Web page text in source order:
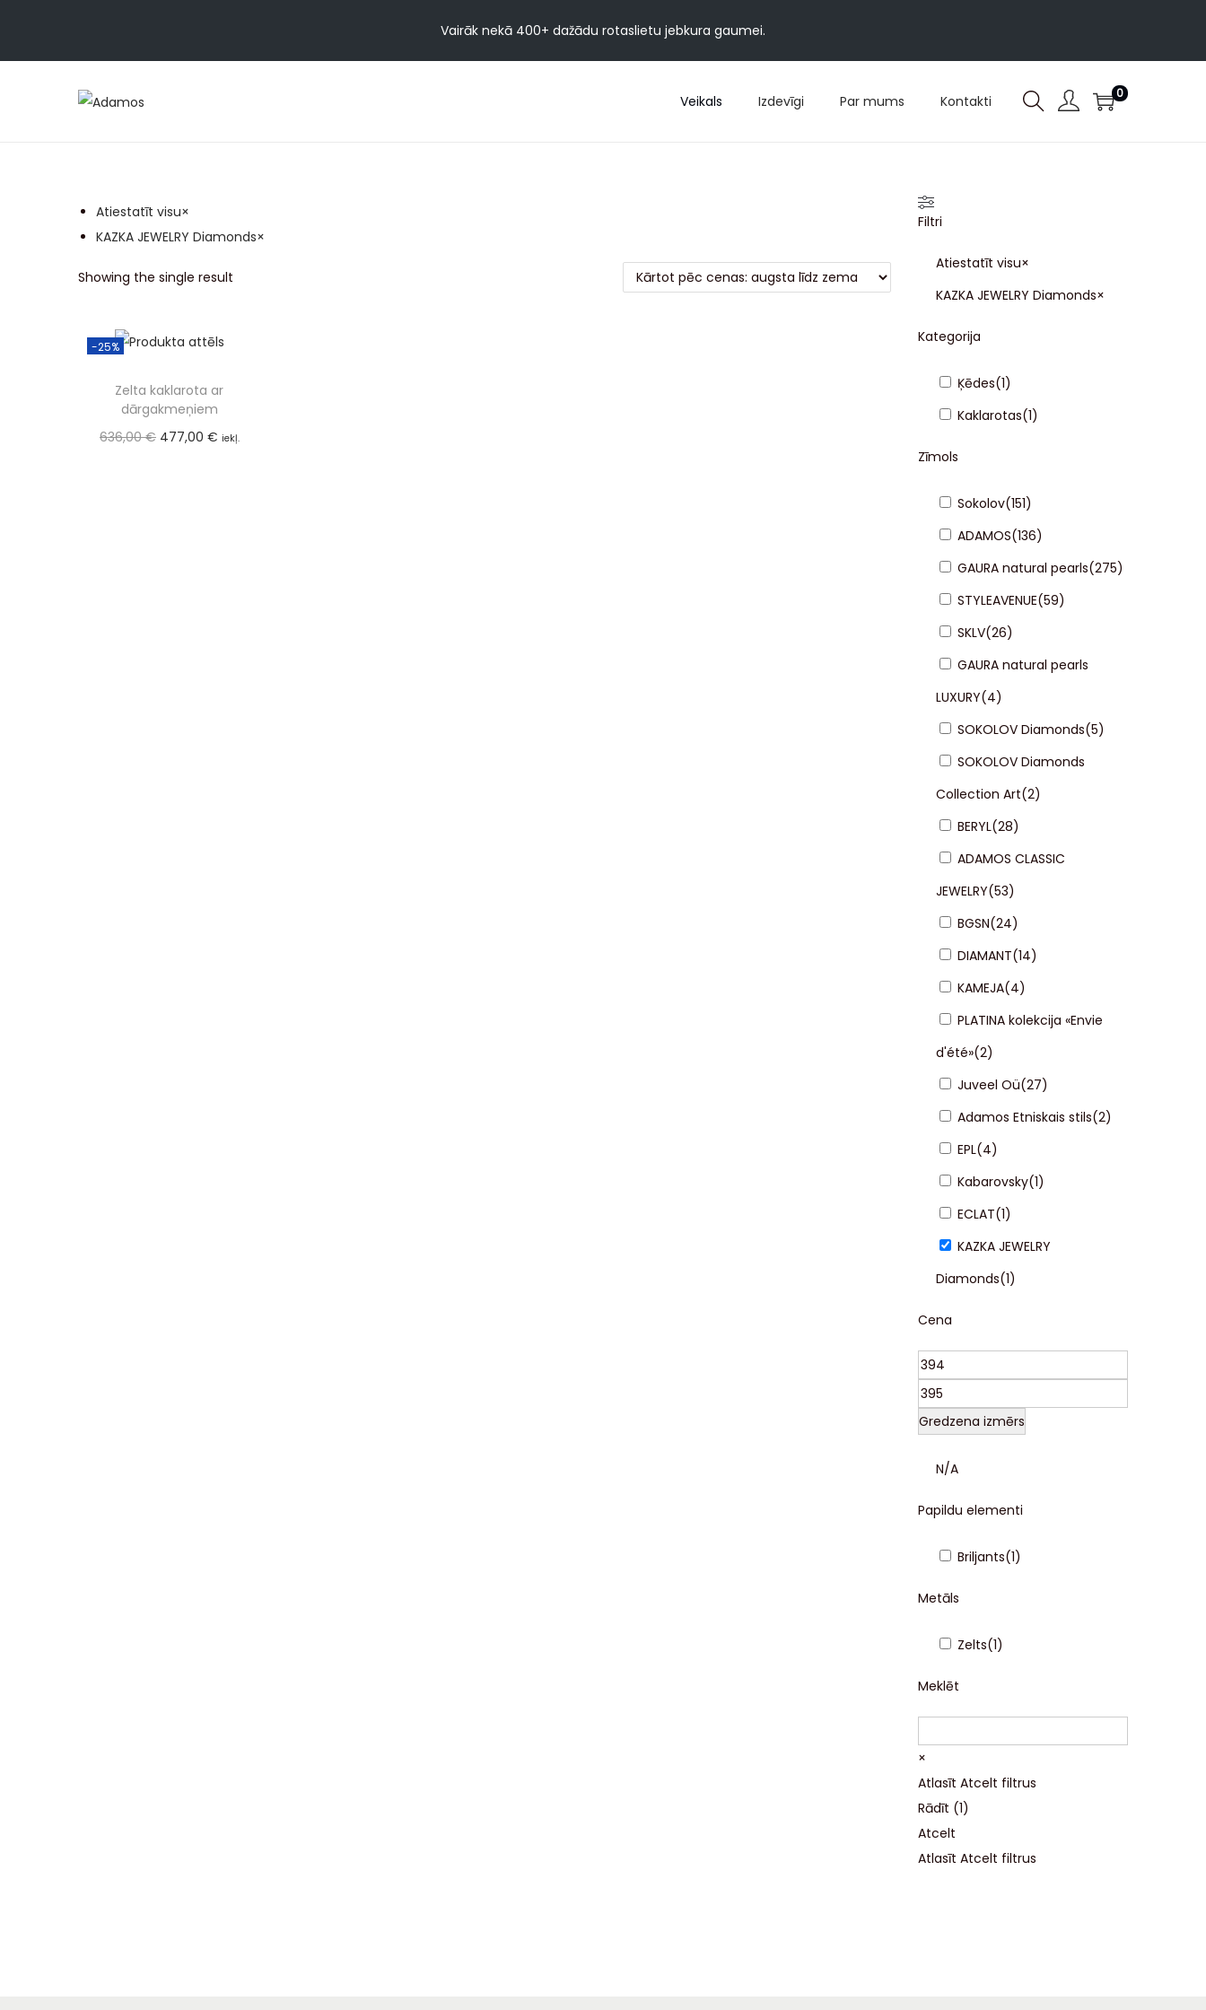
Vairāk nekā 400+ dažādu rotaslietu jebkura gaumei.
Veikals Izdevīgi Par mums Kontakti 0
Atiestatīt visu×
KAZKA JEWELRY Diamonds×
Showing the single result
-25%
Zelta kaklarota ar
dārgakmeņiem
636,00€ 477,00 € iekļ.
Filtri
Atiestatīt visu×
KAZKA JEWELRY Diamonds×
Kategorija
Ķēdes(1)
Kaklarotas(1)
Zīmols
Sokolov(151)
ADAMOS(136)
GAURA natural pearls(275)
STYLEAVENUE(59)
SKLV(26)
GAURA natural pearls
LUXURY(4)
SOKOLOV Diamonds(5)
SOKOLOV Diamonds
Collection Art(2)
BERYL(28)
ADAMOS CLASSIC
JEWELRY(53)
BGSN(24)
DIAMANT(14)
KAMEJA(4)
PLATINA kolekcija «Envie
d'été»(2)
Juveel Oü(27)
Adamos Etniskais stils(2)
EPL(4)
Kabarovsky(1)
ECLAT(1)
KAZKA JEWELRY
Diamonds(1)
Cena
Gredzena izmērs
N/A
Papildu elementi
Briljants(1)
Metāls
Zelts(1)
Meklēt
×
Atlasīt Atcelt filtrus
Rādīt (1)
Atcelt
Atlasīt Atcelt filtrus